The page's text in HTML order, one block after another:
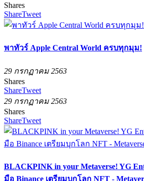
Shares
ShareTweet
พาทัวร์ Apple Central World ครบทุกมุม!
29 กรกฏาคม 2563
Shares
ShareTweet
29 กรกฏาคม 2563
Shares
ShareTweet
BLACKPINK in your Metaverse! YG
มือ Binance เตรียมบุกโลก NFT -